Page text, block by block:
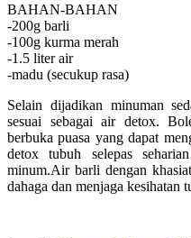
BAHAN-BAHAN
-200g barli
-100g kurma merah
-1.5 liter air
-madu (secukup rasa)
Selain dijadikan minuman
sesuai sebagai air detox.
berbuka puasa yang dapat
detox tubuh selepas
minum.Air barli dengan
dahaga dan menjaga kesihatan